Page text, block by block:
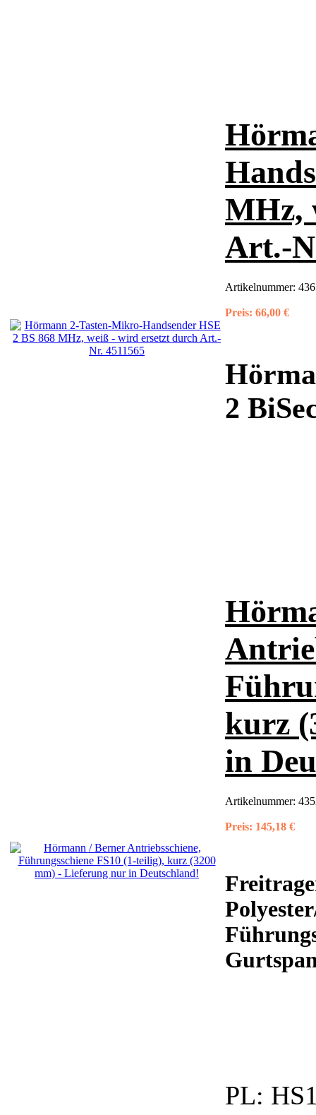
MHz,
Art.-
Artikelnummer:
Preis: 66,00 €
2
kurz
in
Artikelnummer:
Preis: 145,18 €
PL: